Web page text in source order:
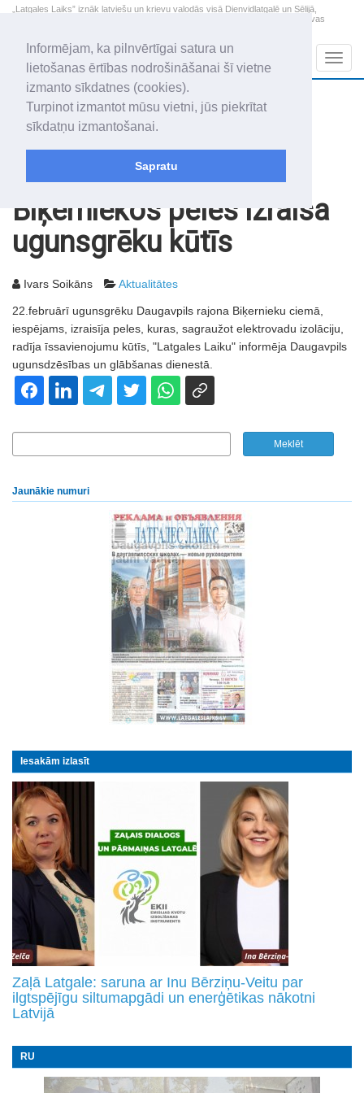
Informējam, ka pilnvērtīgai satura un
lietošanas ērtības nodrošināšanai šī vietne
izmanto sīkdatnes (cookies).
Turpinot izmantot mūsu vietni, jūs piekrītat
sīkdatņu izmantošanai.
Sapratu
„Latgales Laiks” iznāk latviešu un krievu valodās visā Dienvidlatgalē un Sēlijā,
„Latgales Laiks” latviešu valodā aptver Daugavpils valstspilsētu, Augšdaugavas
2026. gada 7. augusts
Piektdiena
Alfrēds, Fredis, Madars
+22.5
Biķerniekos peles izraisa
ugunsgrēku kūtīs
Ivars Soikāns Aktualitātes
22.februārī ugunsgrēku Daugavpils rajona Biķernieku ciemā,
iespējams, izraisīja peles, kuras, sagraužot elektrovadu izolāciju,
radīja īssavienojumu kūtīs, "Latgales Laiku" informēja Daugavpils
ugunsdzēsības un glābšanas dienestā.
Jaunākie numuri
Iesakām izlasīt
Zaļā Latgale: saruna ar Inu Bērziņu-Veitu par
ilgtspējīgu siltumapgādi un enerģētikas nākotni
Latvijā
RU